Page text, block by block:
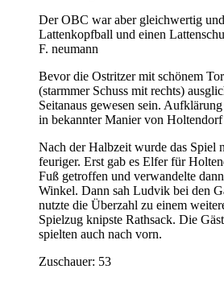
Der OBC war aber gleichwertig
Lattenkopfball und einen
F. neumann
Bevor die Ostritzer mit schönem
(starmmer Schuss mit rechts)
Seitanaus gewesen sein.
in bekannter Manier von
Nach der Halbzeit wurde das Spiel
feuriger. Erst gab es Elfer für
Fuß getroffen und verwandelte
Winkel. Dann sah Ludvik bei den
nutzte die Überzahl zu einem
Spielzug knipste Rathsack. Die
spielten auch nach vorn.
Zuschauer: 53